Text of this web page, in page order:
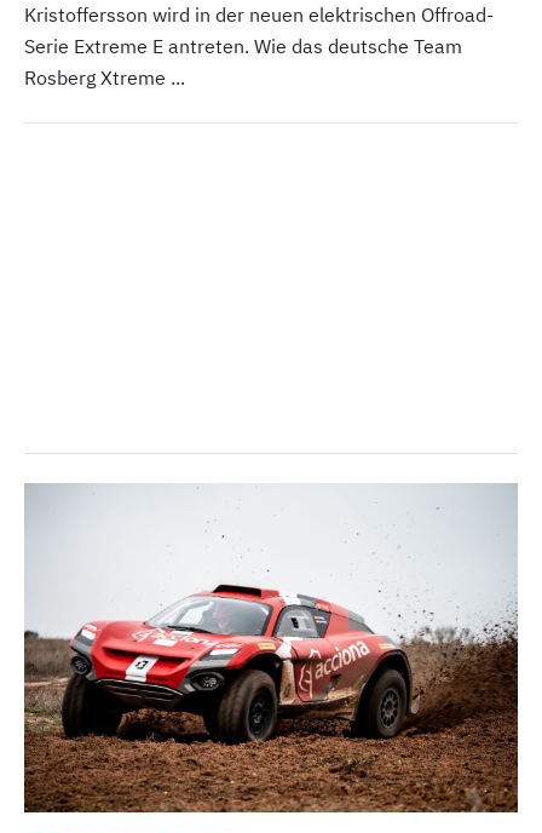
Kristoffersson wird in der neuen elektrischen Offroad-
Serie Extreme E antreten. Wie das deutsche Team
Rosberg Xtreme ...